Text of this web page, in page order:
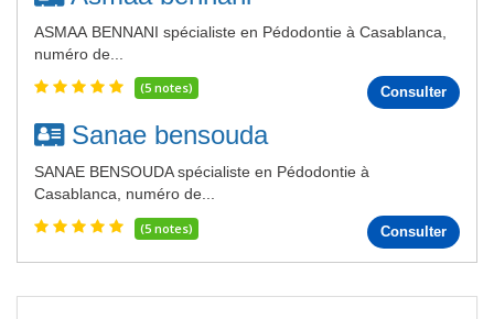
ASMAA BENNANI spécialiste en Pédodontie à Casablanca,
numéro de...
(5 notes) Consulter
Sanae bensouda
SANAE BENSOUDA spécialiste en Pédodontie à
Casablanca, numéro de...
(5 notes) Consulter